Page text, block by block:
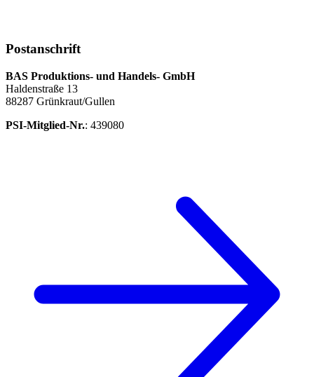
Postanschrift
BAS Produktions- und Handels- GmbH
Haldenstraße 13
88287 Grünkraut/Gullen
PSI-Mitglied-Nr.: 439080